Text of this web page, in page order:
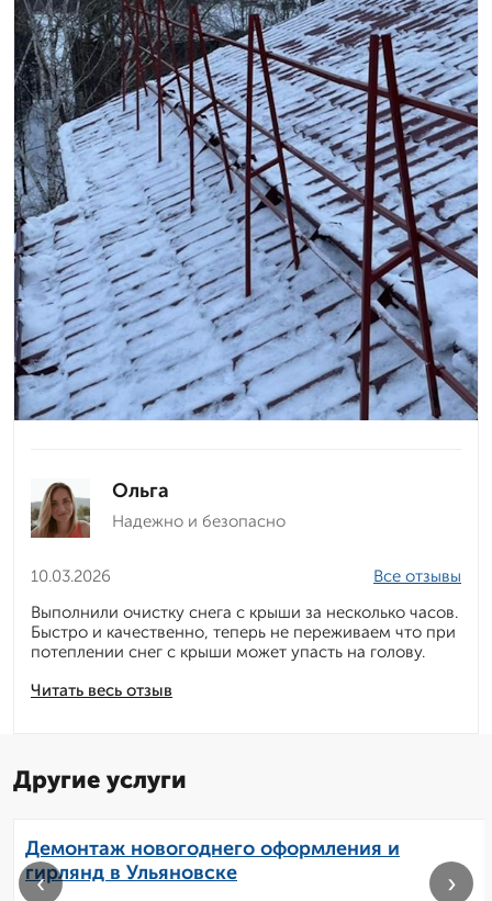
Ольга
Надежно и безопасно
10.03.2026
Читать весь отзыв
Все отзывы
Выполнили очистку снега с крыши за несколько часов.
Быстро и качественно, теперь не переживаем что при
потеплении снег с крыши может упасть на голову.
Другие услуги
Демонтаж новогоднего оформления и
гирлянд в Ульяновске
‹ ›